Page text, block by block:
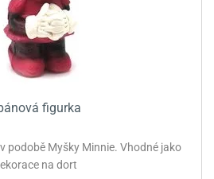
figurka
podobě Myšky Minnie. Vhodné jako
na dort